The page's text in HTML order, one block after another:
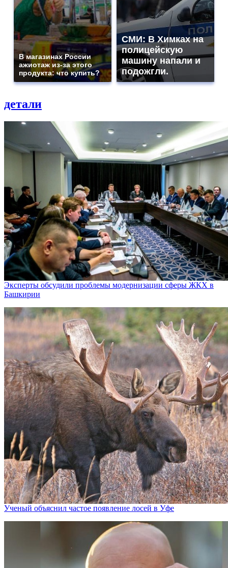
В магазинах России
ажиотаж из-за этого
продукта: что купить?
СМИ: В Химках на
полицейскую
машину напали и
подожгли.
детали
Эксперты обсудили проблемы модернизации сферы ЖКХ в
Башкирии
Ученый объяснил частое появление лосей в Уфе